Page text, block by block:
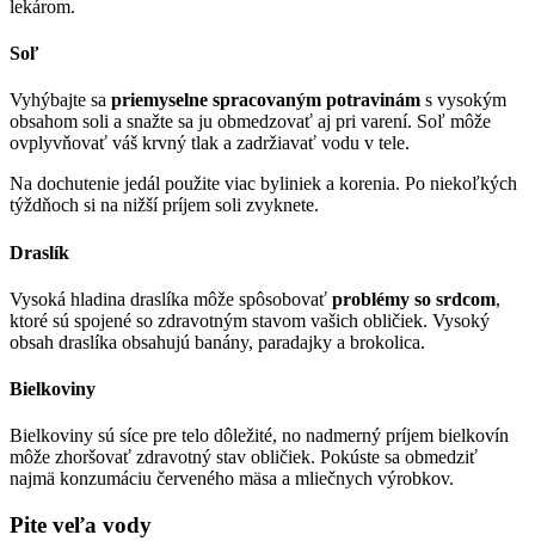
lekárom.
Soľ
Vyhýbajte sa priemyselne spracovaným potravinám s vysokým
obsahom soli a snažte sa ju obmedzovať aj pri varení. Soľ môže
ovplyvňovať váš krvný tlak a zadržiavať vodu v tele.
Na dochutenie jedál použite viac byliniek a korenia. Po niekoľkých
týždňoch si na nižší príjem soli zvyknete.
Draslík
Vysoká hladina draslíka môže spôsobovať problémy so srdcom,
ktoré sú spojené so zdravotným stavom vašich obličiek. Vysoký
obsah draslíka obsahujú banány, paradajky a brokolica.
Bielkoviny
Bielkoviny sú síce pre telo dôležité, no nadmerný príjem bielkovín
môže zhoršovať zdravotný stav obličiek. Pokúste sa obmedziť
najmä konzumáciu červeného mäsa a mliečnych výrobkov.
Pite veľa vody